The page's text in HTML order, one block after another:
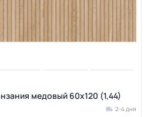
медовый 60x120 (1,44)
2-4 дня